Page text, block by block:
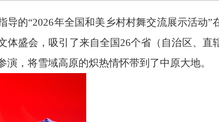
的“2026年全国和美乡村村舞交流展示活动”
体盛会，吸引了来自全国26个省（自治区、直
，将雪域高原的炽热情怀带到了中原大地。